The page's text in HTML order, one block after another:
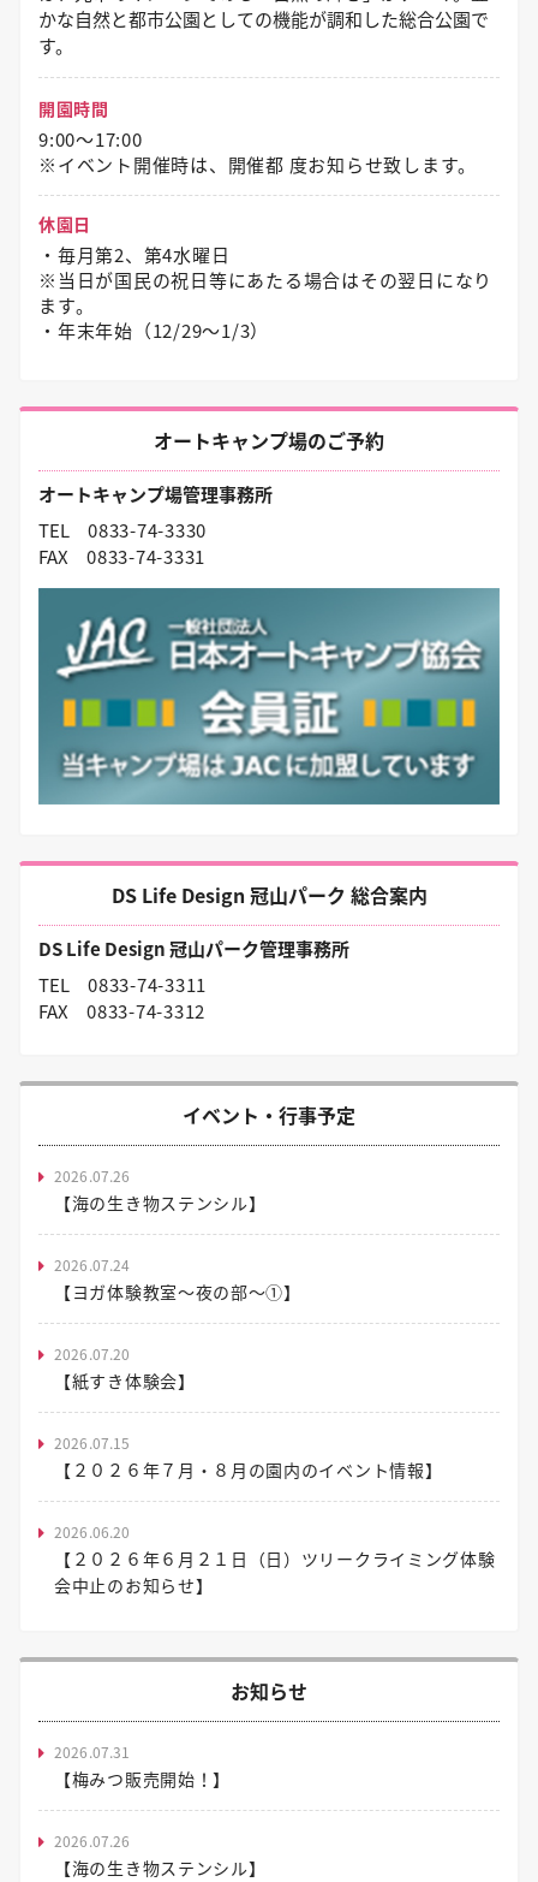
かな自然と都市公園としての機能が調和した総合公園で
す。
開園時間
9:00～17:00
※イベント開催時は、開催都 度お知らせ致します。
休園日
・毎月第2、第4水曜日
※当日が国民の祝日等にあたる場合はその翌日になり
ます。
・年末年始（12/29〜1/3）
オートキャンプ場のご予約
オートキャンプ場管理事務所
TEL 0833-74-3330
FAX 0833-74-3331
DS Life Design 冠山パーク 総合案内
DS Life Design 冠山パーク管理事務所
TEL 0833-74-3311
FAX 0833-74-3312
イベント・行事予定
2026.07.26
【海の生き物ステンシル】
2026.07.24
【ヨガ体験教室～夜の部～①】
2026.07.20
【紙すき体験会】
2026.07.15
【２０２６年７月・８月の園内のイベント情報】
2026.06.20
【２０２６年６月２１日（日）ツリークライミング体験
会中止のお知らせ】
お知らせ
2026.07.31
【梅みつ販売開始！】
2026.07.26
【海の生き物ステンシル】